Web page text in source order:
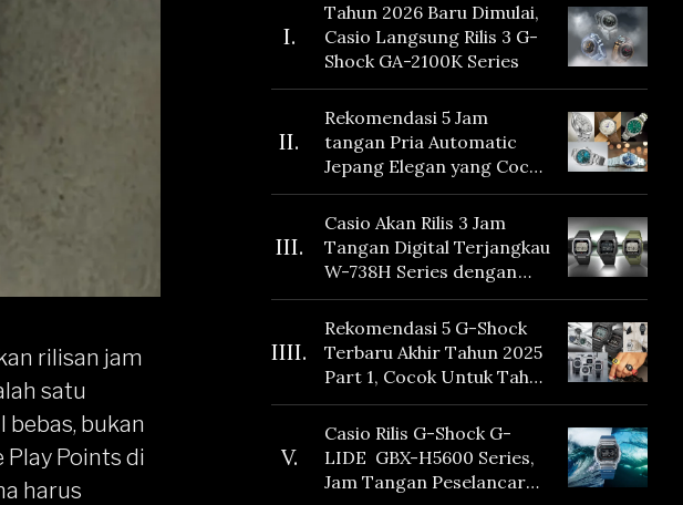
rilisan jam
satu
bukan
Points di
harus
I.
Tahun 2026 Baru Dimulai,
Casio Langsung Rilis 3 G-
Shock GA-2100K Series
II.
Rekomendasi 5 Jam
tangan Pria Automatic
Jepang Elegan yang Cocok
Dikoleksi di 2026
III.
Casio Akan Rilis 3 Jam
Tangan Digital Terjangkau
W-738H Series dengan
Masa Baterai 10 Tahun
dan Fitur Vibration
IIII.
Rekomendasi 5 G-Shock
Terbaru Akhir Tahun 2025
Part 1, Cocok Untuk Tahun
Baru!
V.
Casio Rilis G-Shock G-
LIDE GBX-H5600 Series,
Jam Tangan Peselancar